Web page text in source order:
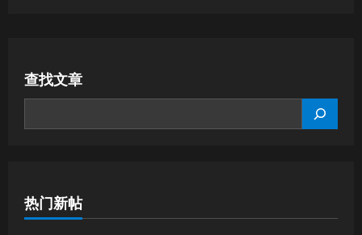
查找文章
热门新帖